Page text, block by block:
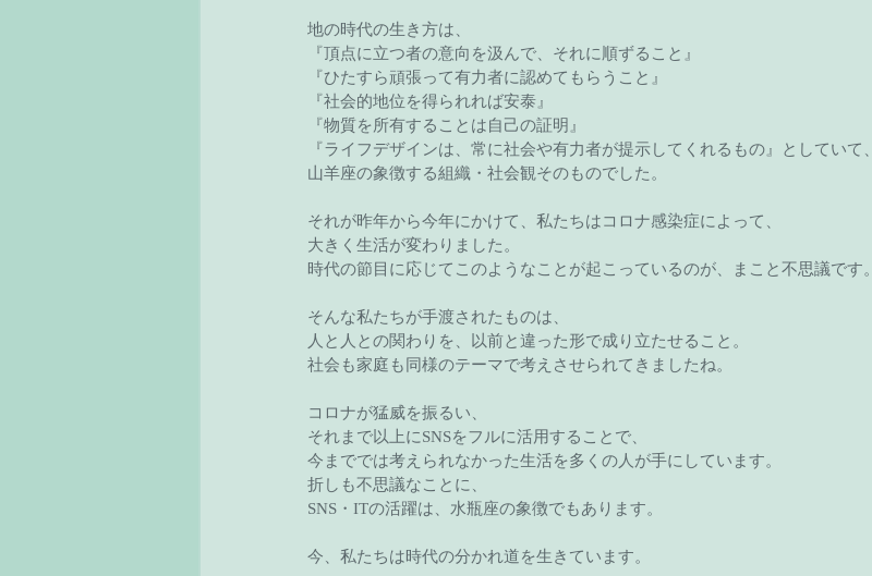
地の時代の生き方は、
『頂点に立つ者の意向を汲んで、それに順ずること』
『ひたすら頑張って有力者に認めてもらうこと』
『社会的地位を得られれば安泰』
『物質を所有することは自己の証明』
『ライフデザインは、常に社会や有力者が提示してくれるもの』としていて、
山羊座の象徴する組織・社会観そのものでした。
それが昨年から今年にかけて、私たちはコロナ感染症によって、
大きく生活が変わりました。
時代の節目に応じてこのようなことが起こっているのが、まこと不思議です。
そんな私たちが手渡されたものは、
人と人との関わりを、以前と違った形で成り立たせること。
社会も家庭も同様のテーマで考えさせられてきましたね。
コロナが猛威を振るい、
それまで以上にSNSをフルに活用することで、
今まででは考えられなかった生活を多くの人が手にしています。
折しも不思議なことに、
SNS・ITの活躍は、水瓶座の象徴でもあります。
今、私たちは時代の分かれ道を生きています。